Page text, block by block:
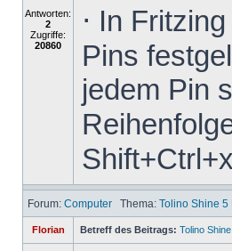
Antworten:
2
Zugriffe:
20860
⋅ In
Pins
jedem Pin
Forum: Computer Thema: Tolino Shine 5
Florian Betreff des Beitrags: Tolino